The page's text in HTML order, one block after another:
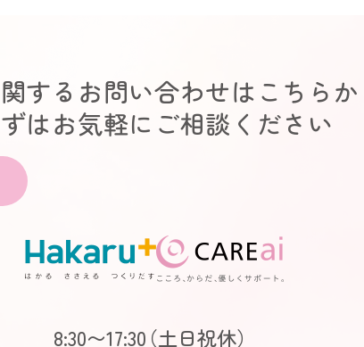
するお問い合わせはこちらか
はお気軽にご相談ください
8:30〜17:30（土日祝休）